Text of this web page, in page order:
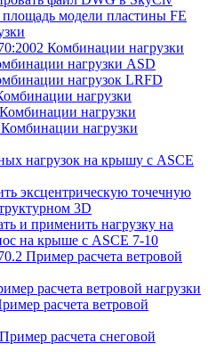
модели пластины FE
Комбинации нагрузки
нагрузки ASD
нагрузок LRFD
нагрузки
нагрузки
нагрузки
нагрузок на крышу с ASCE
эксцентрическую точечную
3D
и применить нагрузку на
на крыше с ASCE 7-10
Пример расчета ветровой
расчета ветровой нагрузки
расчета ветровой
расчета снеговой